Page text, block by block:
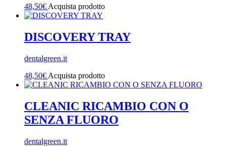
48,50€ Acquista prodotto
DISCOVERY TRAY
dentalgreen.it
48,50€ Acquista prodotto
CLEANIC RICAMBIO CON O
SENZA FLUORO
dentalgreen.it